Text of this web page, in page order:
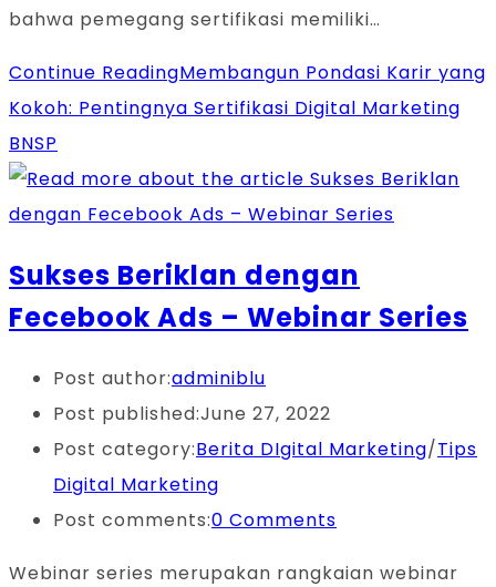
bahwa pemegang sertifikasi memiliki…
Continue ReadingMembangun Pondasi Karir yang
Kokoh: Pentingnya Sertifikasi Digital Marketing
BNSP
Sukses Beriklan dengan
Fecebook Ads – Webinar Series
Post author:adminiblu
Post published:June 27, 2022
Post category:Berita DIgital Marketing/Tips
Digital Marketing
Post comments:0 Comments
Webinar series merupakan rangkaian webinar